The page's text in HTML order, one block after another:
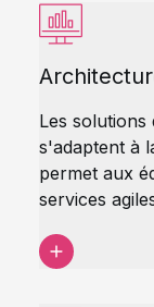
Les solutions
s'adaptent à
permet aux
services